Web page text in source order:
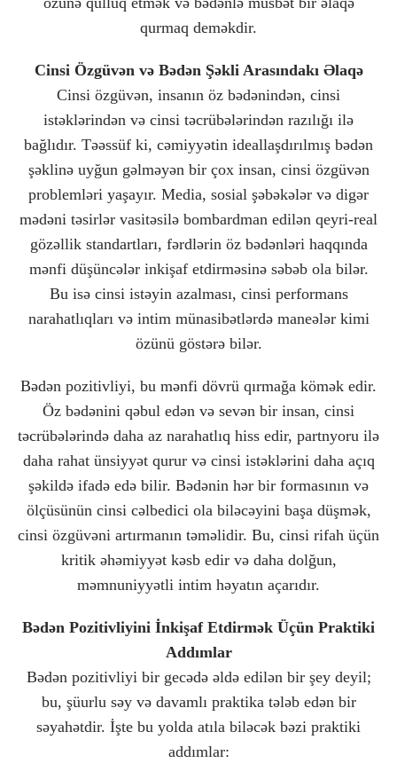
qurmaq deməkdir.
Cinsi Özgüvən və Bədən Şəkli Arasındakı Əlaqə
Cinsi özgüvən, insanın öz bədənindən, cinsi
istəklərindən və cinsi təcrübələrindən razılığı ilə
bağlıdır. Təəssüf ki, cəmiyyətin ideallaşdırılmış bədən
şəklinə uyğun gəlməyən bir çox insan, cinsi özgüvən
problemləri yaşayır. Media, sosial şəbəkələr və digər
mədəni təsirlər vasitəsilə bombardman edilən qeyri-real
gözəllik standartları, fərdlərin öz bədənləri haqqında
mənfi düşüncələr inkişaf etdirməsinə səbəb ola bilər.
Bu isə cinsi istəyin azalması, cinsi performans
narahatlıqları və intim münasibətlərdə maneələr kimi
özünü göstərə bilər.
Bədən pozitivliyi, bu mənfi dövrü qırmağa kömək edir.
Öz bədənini qəbul edən və sevən bir insan, cinsi
təcrübələrində daha az narahatlıq hiss edir, partnyoru ilə
daha rahat ünsiyyət qurur və cinsi istəklərini daha açıq
şəkildə ifadə edə bilir. Bədənin hər bir formasının və
ölçüsünün cinsi cəlbedici ola biləcəyini başa düşmək,
cinsi özgüvəni artırmanın təməlidir. Bu, cinsi rifah üçün
kritik əhəmiyyət kəsb edir və daha dolğun,
məmnuniyyətli intim həyatın açarıdır.
Bədən Pozitivliyini İnkişaf Etdirmək Üçün Praktiki
Addımlar
Bədən pozitivliyi bir gecədə əldə edilən bir şey deyil;
bu, şüurlu səy və davamlı praktika tələb edən bir
səyahətdir. İşte bu yolda atıla biləcək bəzi praktiki
addımlar: